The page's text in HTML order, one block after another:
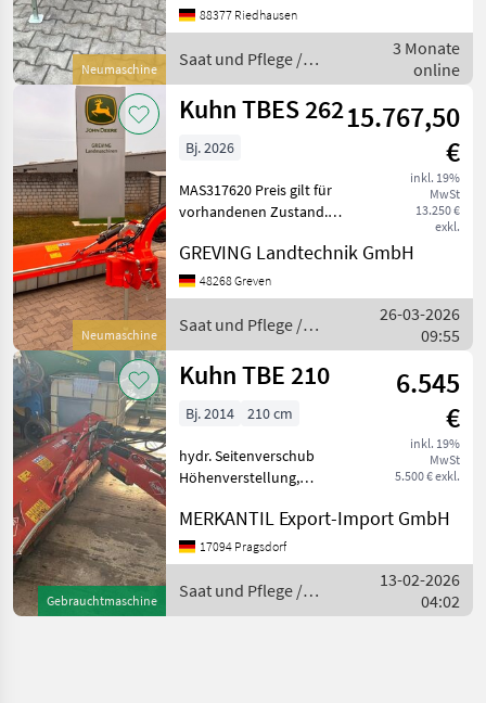
Neumaschine
-45Gr.+90Gr. 28
Hammerschlegel
Walzendurchmesser
Eingangs
88377 Riedhausen
Saat und Pflege /
Kuhn
3 Monate
online
Neumaschine
Kuhn TBES 26215.767,50
€
inkl. 19%
MwSt
13.250 €
exkl.
Bj. 2026
MAS317620 Preis gilt für
vorhandenen Zustand.
Irrtümer, Änderungen und
Zwischenverkauf
vorbehalten. Alle Angaben
ohne Gewähr. Saat und
GREVING Landtechnik GmbH
48268 Greven
Saat und Pflege /
Kuhn
26-03-2026
09:55
Gebrauchtmaschine
Kuhn TBE 210
6.545
€
inkl. 19%
MwSt
5.500 € exkl.
Bj. 2014 210 cm
hydr. Seitenverschub
Höhenverstellung,
Böschungsmulcher, hydr.
Seitenverschiebung,
Gelenkwelle, Heckanbau
Saat und Pflege
MERKANTIL Export-Import GmbH
17094 Pragsdorf
Saat und Pflege /
Kuhn
13-02-2026
04:02